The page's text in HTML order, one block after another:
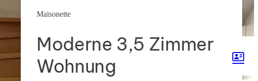
Maisonette
Moderne 3,5 Zimmer
Wohnung